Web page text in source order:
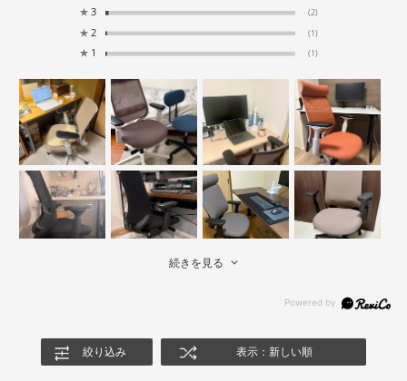
★ 3 (2)
★ 2 (1)
★ 1 (1)
続きを見る
絞り込み 表示：新しい順